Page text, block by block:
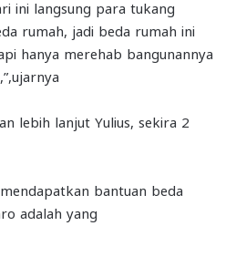
ini langsung para tukang
rumah, jadi beda rumah ini
hanya merehab bangunannya
lebih lanjut Yulius, sekira 2
bantuan beda
adalah yang